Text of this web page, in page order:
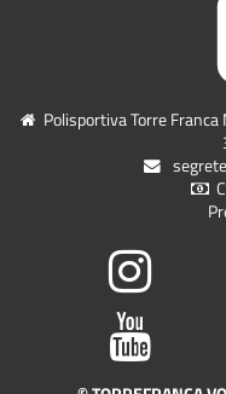
Polisportiva Torre